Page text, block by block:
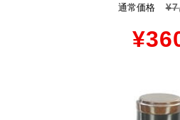
通常価格